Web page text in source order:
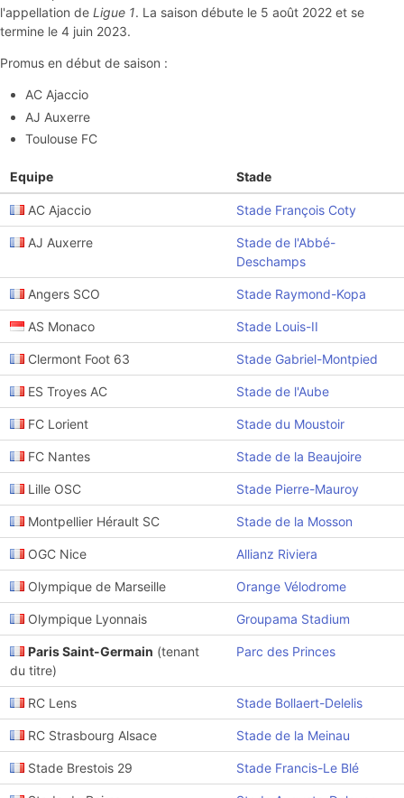
l'appellation de Ligue 1. La saison débute le 5 août 2022 et se
termine le 4 juin 2023.
Promus en début de saison :
AC Ajaccio
AJ Auxerre
Toulouse FC
Equipe Stade
AC Ajaccio Stade François Coty
AJ Auxerre
Stade de l'Abbé-
Deschamps
Angers SCO Stade Raymond-Kopa
AS Monaco Stade Louis-II
Clermont Foot 63 Stade Gabriel-Montpied
ES Troyes AC Stade de l'Aube
FC Lorient Stade du Moustoir
FC Nantes Stade de la Beaujoire
Lille OSC Stade Pierre-Mauroy
Montpellier Hérault SC Stade de la Mosson
OGC Nice Allianz Riviera
Olympique de Marseille Orange Vélodrome
Olympique Lyonnais Groupama Stadium
Paris Saint-Germain (tenant
du titre)
Parc des Princes
RC Lens Stade Bollaert-Delelis
RC Strasbourg Alsace Stade de la Meinau
Stade Brestois 29 Stade Francis-Le Blé